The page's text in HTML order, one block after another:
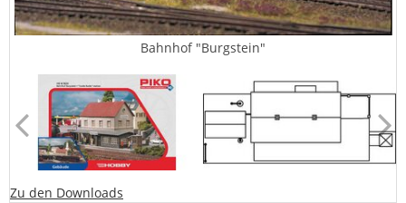
Bahnhof "Burgstein"
Zu den Downloads